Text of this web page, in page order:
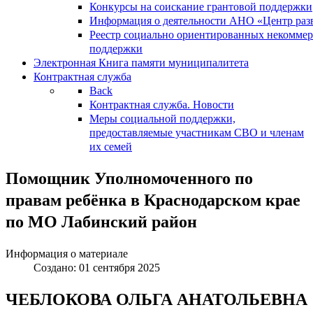
Конкурсы на соискание грантовой поддержки
Информация о деятельности АНО «Центр
Реестр социально ориентированных
поддержки
Электронная Книга памяти муниципалитета
Контрактная служба
Back
Контрактная служба. Новости
Меры социальной поддержки,
предоставляемые участникам СВО и членам
их семей
Помощник Уполномоченного по
правам ребёнка в Краснодарском крае
по МО Лабинский район
Информация о материале
Создано: 01 сентября 2025
ЧЕБЛОКОВА ОЛЬГА АНАТОЛЬЕВНА